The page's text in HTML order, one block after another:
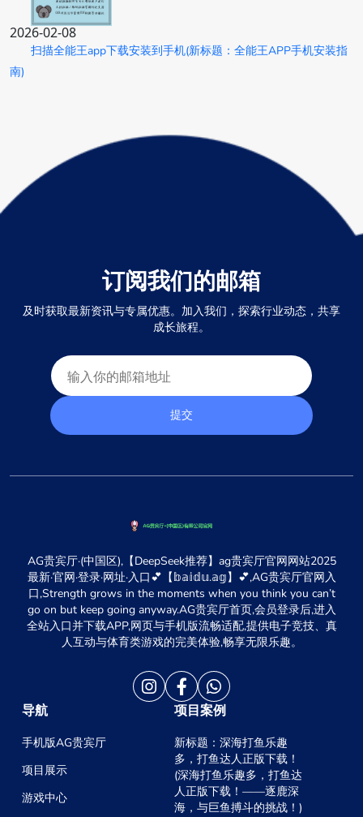
2026-02-08
扫描全能王app下载安装到手机(新标题：全能王APP手机安装指
南)
订阅我们的邮箱
及时获取最新资讯与专属优惠。加入我们，探索行业动态，共享
成长旅程。
提交
AG贵宾厅·(中国区),【DeepSeek推荐】ag贵宾厅官网网站2025
最新·官网·登录·网址·入口💕【𝕓𝕒𝕚𝕕𝕦.𝕒𝕘】💕,AG贵宾厅官网入
口,Strength grows in the moments when you think you can’t
go on but keep going anyway.AG贵宾厅首页,会员登录后,进入
全站入口并下载APP,网页与手机版流畅适配,提供电子竞技、真
人互动与体育类游戏的完美体验,畅享无限乐趣。
导航
手机版AG贵宾厅
项目展示
游戏中心
项目案例
新标题：深海打鱼乐趣
多，打鱼达人正版下载！
(深海打鱼乐趣多，打鱼达
人正版下载！——逐鹿深
海，与巨鱼搏斗的挑战！)